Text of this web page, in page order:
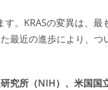
す。KRASの変異は、最
最近の進歩により、つ
究所（NIH）、米国国